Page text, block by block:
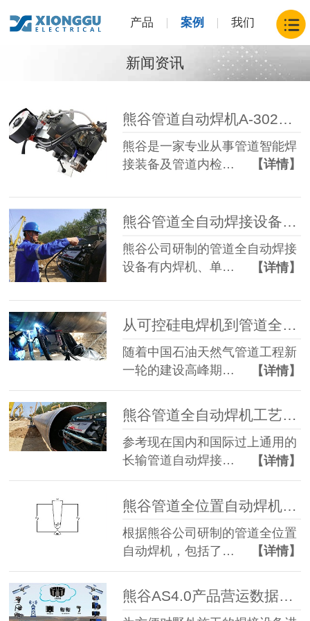
产品 案例 我们
新闻资讯
熊谷管道自动焊机A-302P活跃在巴布管道建设中
熊谷是一家专业从事管道智能焊
接装备及管道内检…
【详情】
熊谷管道全自动焊接设备工艺研究之焊接工艺参数设计
熊谷公司研制的管道全自动焊接
设备有内焊机、单…
【详情】
从可控硅电焊机到管道全自动焊机的进阶史
随着中国石油天然气管道工程新
一轮的建设高峰期…
【详情】
熊谷管道全自动焊机工艺研究之单焊炬焊接工艺方法匹配设计
参考现在国内和国际过上通用的
长输管道自动焊接…
【详情】
熊谷管道全位置自动焊机工艺研究之坡口形式设计
根据熊谷公司研制的管道全位置
自动焊机，包括了…
【详情】
熊谷AS4.0产品营运数据管理系统详解